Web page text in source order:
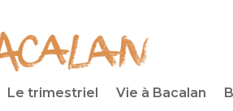
Le trimestriel Vie à Bacalan